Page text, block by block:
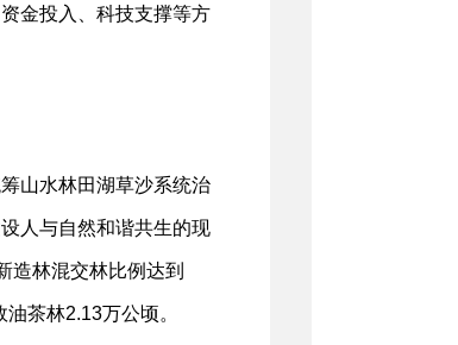
金投入、科技支撑等方
山水林田湖草沙系统治
人与自然和谐共生的现
造林混交林比例达到
茶林2.13万公顷。